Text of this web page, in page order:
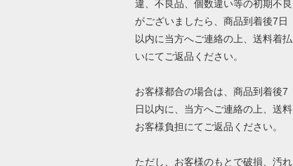
違、不良品、個数違い等の初期不良
がございましたら、商品到着後7日
以内に当方へご連絡の上、送料着払
いにてご返品ください。
お客様都合の場合は、商品到着後7
日以内に、当方へご連絡の上、送料
お客様負担にてご返品ください。
ただし、お客様のもとで破損、汚れ